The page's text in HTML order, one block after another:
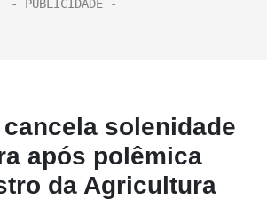
solenidade
após polêmica
da Agricultura